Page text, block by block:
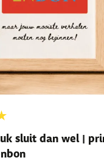
sluit dan wel |